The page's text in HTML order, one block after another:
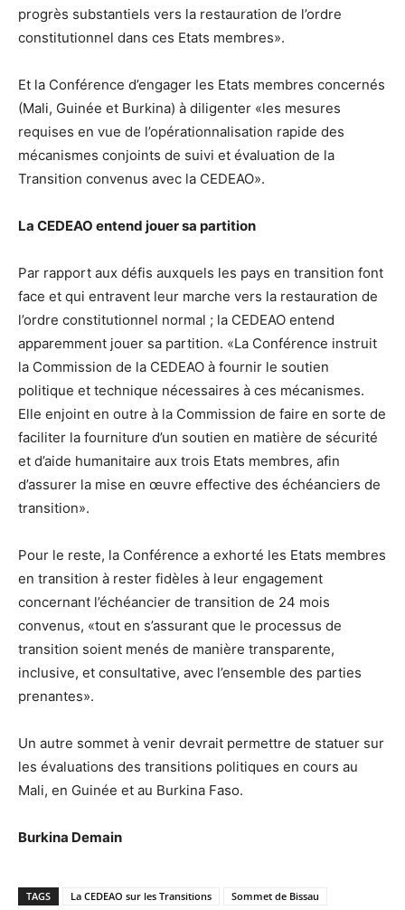
progrès substantiels vers la restauration de l’ordre
constitutionnel dans ces Etats membres».
Et la Conférence d’engager les Etats membres concernés
(Mali, Guinée et Burkina) à diligenter «les mesures
requises en vue de l’opérationnalisation rapide des
mécanismes conjoints de suivi et évaluation de la
Transition convenus avec la CEDEAO».
La CEDEAO entend jouer sa partition
Par rapport aux défis auxquels les pays en transition font
face et qui entravent leur marche vers la restauration de
l’ordre constitutionnel normal ; la CEDEAO entend
apparemment jouer sa partition. «La Conférence instruit
la Commission de la CEDEAO à fournir le soutien
politique et technique nécessaires à ces mécanismes.
Elle enjoint en outre à la Commission de faire en sorte de
faciliter la fourniture d’un soutien en matière de sécurité
et d’aide humanitaire aux trois Etats membres, afin
d’assurer la mise en œuvre effective des échéanciers de
transition».
Pour le reste, la Conférence a exhorté les Etats membres
en transition à rester fidèles à leur engagement
concernant l’échéancier de transition de 24 mois
convenus, «tout en s’assurant que le processus de
transition soient menés de manière transparente,
inclusive, et consultative, avec l’ensemble des parties
prenantes».
Un autre sommet à venir devrait permettre de statuer sur
les évaluations des transitions politiques en cours au
Mali, en Guinée et au Burkina Faso.
Burkina Demain
TAGS La CEDEAO sur les Transitions Sommet de Bissau